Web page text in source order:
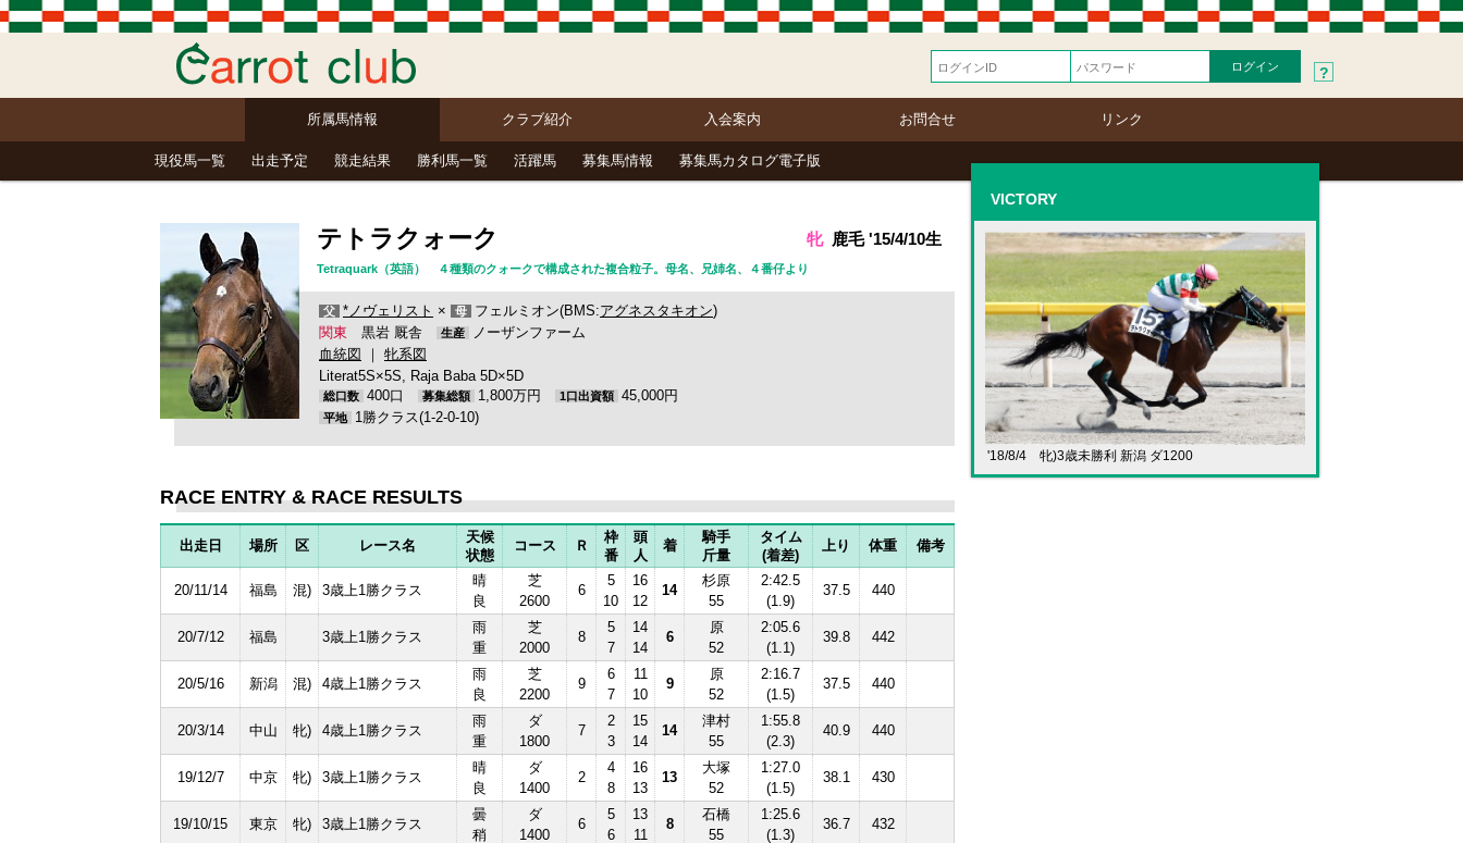
?
所属馬情報 クラブ紹介 入会案内 お問合せ リンク
現役馬一覧 出走予定 競走結果 勝利馬一覧 活躍馬 募集馬情報 募集馬カタログ電子版
テトラクォーク 牝鹿毛 '15/4/10生
Tetraquark（英語） ４種類のクォークで構成された複合粒子。母名、兄姉名、４番仔より
父 *ノヴェリスト × 母 フェルミオン(BMS:アグネスタキオン)
関東 黒岩 厩舎 生産
ノーザンファーム
血統図
｜ 牝系図
Literat5S×5S, Raja Baba 5D×5D
総口数 400口 募集総額 1,800万円 1口出資額 45,000円
平地 1勝クラス(1-2-0-10)
RACE ENTRY & RACE RESULTS
出走日 場所 区 レース名
天候
状態
コース Ｒ
枠
番
頭
人
着
騎手
斤量
タイム
(着差)
上り 体重 備考
20/11/14 福島 混) 3歳上1勝クラス
晴
良
芝
2600
6
5
10
16
12
14
杉原
55
2:42.5
(1.9)
37.5 440
20/7/12 福島 3歳上1勝クラス
雨
重
芝
2000
8
5
7
14
14
6
原
52
2:05.6
(1.1)
39.8 442
20/5/16 新潟 混) 4歳上1勝クラス
雨
良
芝
2200
9
6
7
11
10
9
原
52
2:16.7
(1.5)
37.5 440
20/3/14 中山 牝) 4歳上1勝クラス
雨
重
ダ
1800
7
2
3
15
14
14
津村
55
1:55.8
(2.3)
40.9 440
19/12/7 中京 牝) 3歳上1勝クラス
晴
良
ダ
1400
2
4
8
16
13
13
大塚
52
1:27.0
(1.5)
38.1 430
19/10/15 東京 牝) 3歳上1勝クラス
曇
稍
ダ
1400
6
5
6
13
11
8
石橋
55
1:25.6
(1.3)
36.7 432
VICTORY
'18/8/4 牝)3歳未勝利 新潟 ダ1200